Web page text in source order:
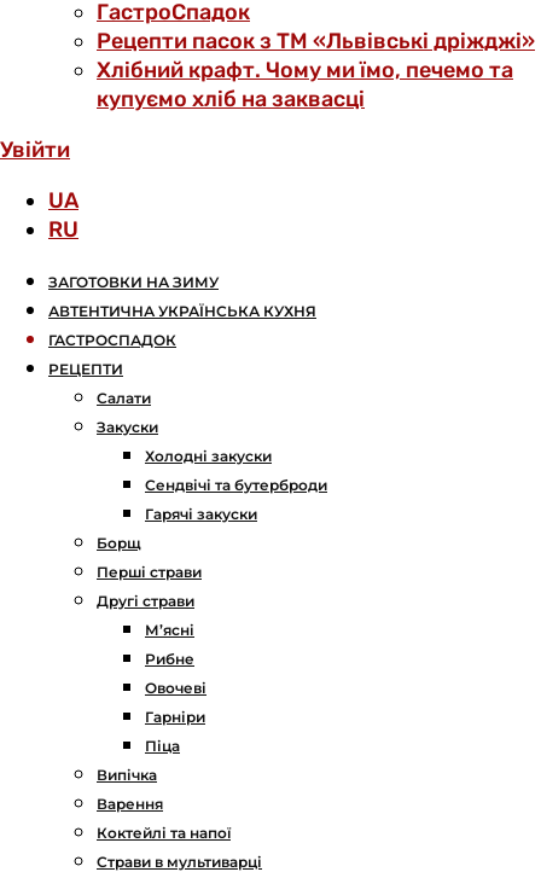
ГастроСпадок
Рецепти пасок з ТМ «Львівські дріжджі»
Хлібний крафт. Чому ми їмо, печемо та
купуємо хліб на заквасці
Увійти
UA
RU
ЗАГОТОВКИ НА ЗИМУ
АВТЕНТИЧНА УКРАЇНСЬКА КУХНЯ
ГАСТРОСПАДОК
РЕЦЕПТИ
Салати
Закуски
Холодні закуски
Сендвічі та бутерброди
Гарячі закуски
Борщ
Перші страви
Другі страви
М’ясні
Рибне
Овочеві
Гарніри
Піца
Випічка
Варення
Коктейлі та напої
Страви в мультиварці